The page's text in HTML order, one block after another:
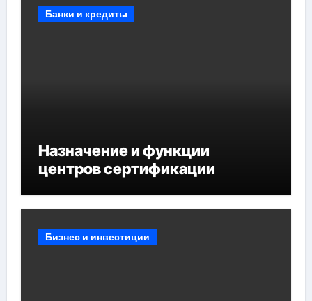
Банки и кредиты
Назначение и функции
центров сертификации
Бизнес и инвестиции